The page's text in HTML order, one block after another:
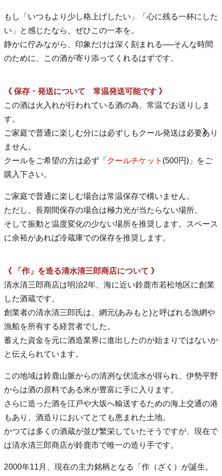
もし「いつもより少し格上げしたい」「心に残る一杯にした
い」と感じたなら、ぜひこの一本を。
静かに佇みながら、印象だけは深く刻まれる──そんな時間
のために、この酒が寄り添ってくれるはずです。
《 保存・発送について 常温発送可能です 》
この酒は火入れが行われている酒の為、常温でお送りしま
す。
ご家庭で普通に楽しむ分には必ずしもクール発送は必要あり
ません。
クールをご希望の方は必ず「 クールチケット (500円)」をご
購入下さい。
ご家庭で普通に楽しむ場合は常温保存で構いません。
ただし、長期間保存の場合は極力光が当たらない場所、
そして振動と温度変化の少ない場所を推奨します。スペース
に余裕があれば冷蔵庫での保存を推奨します。
《 「作」を造る清水清三郎商店について 》
清水清三郎商店は明治2年、海に近い鈴鹿市若松地区に創業
した酒蔵です。
創業者の清水清三郎氏は、網元(あみもと)と呼ばれる漁網や
漁船を所有する経営者でした。
蓄えた資金を元に酒造業界に進出したのが始まりではないか
と伝えられています。
この地域は鈴鹿山脈からの清冽な伏流水が得られ、伊勢平野
からは酒の原料である米が豊富に手に入ります。
さらに造った酒を江戸や大坂へ輸送するための海上交通の港
もあり、酒造りにおいてとても恵まれた土地。
かつては多くの酒蔵が並び繁栄していたそうですが、現在で
は清水清三郎商店が鈴鹿市で唯一の造り手です。
2000年11月、現在の主力銘柄となる「作（ざく）が誕生。